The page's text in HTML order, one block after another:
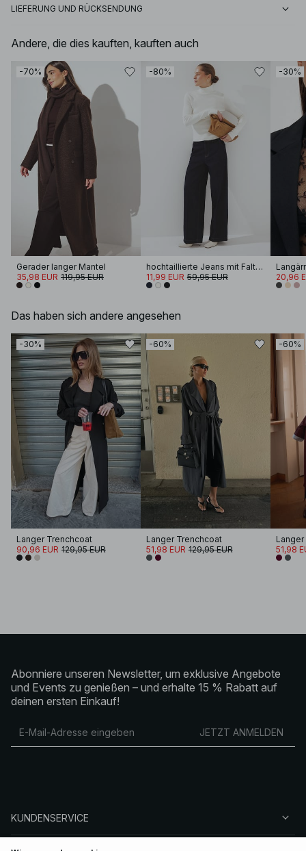
LIEFERUNG UND RÜCKSENDUNG
Andere, die dies kauften, kauften auch
-70%
Gerader langer Mantel
35,98 EUR 119,95 EUR
-80%
hochtaillierte Jeans mit Falten
11,99 EUR 59,95 EUR
-30%
20,96
Das haben sich andere angesehen
-30%
Langer Trenchcoat
90,96 EUR 129,95 EUR
-60%
Langer Trenchcoat
51,98 EUR 129,95 EUR
-60%
51,98
Abonniere unseren Newsletter, um exklusive Angebote
und Events zu genießen – und erhalte 15 % Rabatt auf
deinen ersten Einkauf!
JETZT ANMELDEN
KUNDENSERVICE